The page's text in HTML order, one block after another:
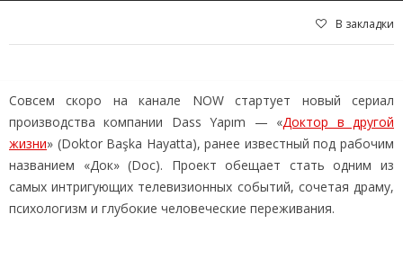
В закладки
Совсем скоро на канале NOW стартует новый сериал
производства компании Dass Yapım — «Доктор в другой
жизни» (Doktor Başka Hayatta), ранее известный под рабочим
названием «Док» (Doc). Проект обещает стать одним из
самых интригующих телевизионных событий, сочетая драму,
психологизм и глубокие человеческие переживания.